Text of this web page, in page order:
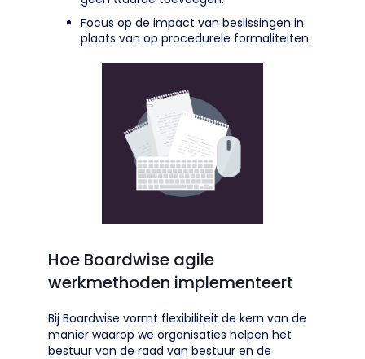
Focus op de impact van beslissingen in
plaats van op procedurele formaliteiten.
Hoe Boardwise agile
werkmethoden implementeert
Bij Boardwise vormt flexibiliteit de kern van de
manier waarop we organisaties helpen het
bestuur van de raad van bestuur en de